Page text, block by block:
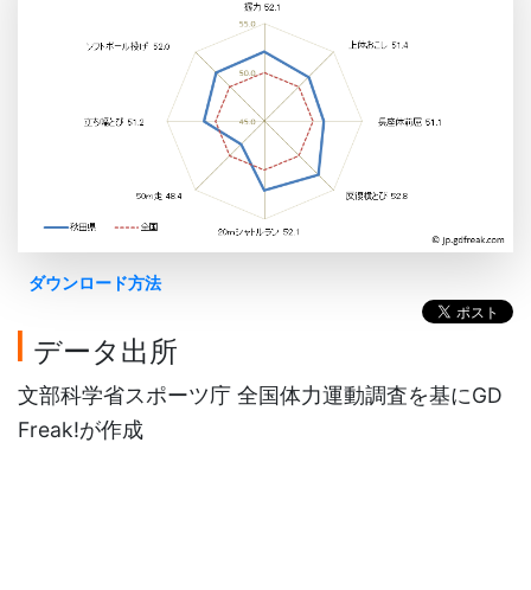
ダウンロード方法
データ出所
文部科学省スポーツ庁 全国体力運動調査を基にGD
Freak!が作成